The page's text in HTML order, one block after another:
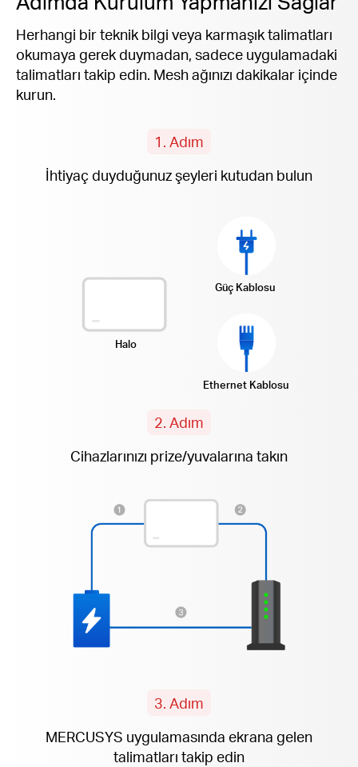
Herhangi bir teknik bilgi veya karmaşık talimatları
okumaya gerek duymadan, sadece uygulamadaki
talimatları takip edin. Mesh ağınızı dakikalar içinde
kurun.
1. Adım
İhtiyaç duyduğunuz şeyleri kutudan bulun
Halo
Güç Kablosu
Ethernet Kablosu
2. Adım
Cihazlarınızı prize/yuvalarına takın
3. Adım
MERCUSYS uygulamasında ekrana gelen
talimatları takip edin